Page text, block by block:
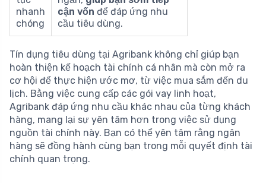
nhanh
chóng
cận vốn để đáp ứng nhu
cầu tiêu dùng.
Tín dụng tiêu dùng tại Agribank không chỉ giúp bạn
hoàn thiện kế hoạch tài chính cá nhân mà còn mở ra
cơ hội để thực hiện ước mơ, từ việc mua sắm đến du
lịch. Bằng việc cung cấp các gói vay linh hoạt,
Agribank đáp ứng nhu cầu khác nhau của từng khách
hàng, mang lại sự yên tâm hơn trong việc sử dụng
nguồn tài chính này. Bạn có thể yên tâm rằng ngân
hàng sẽ đồng hành cùng bạn trong mỗi quyết định tài
chính quan trọng.